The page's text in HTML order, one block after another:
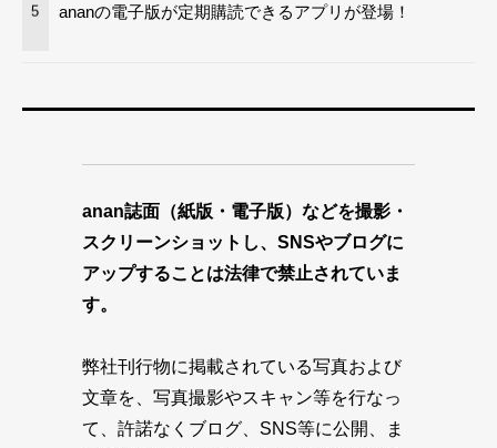
5 ananの電子版が定期購読できるアプリが登場！
anan誌面（紙版・電子版）などを撮影・
スクリーンショットし、SNSやブログに
アップすることは法律で禁止されていま
す。
弊社刊行物に掲載されている写真および
文章を、写真撮影やスキャン等を行なっ
て、許諾なくブログ、SNS等に公開、ま